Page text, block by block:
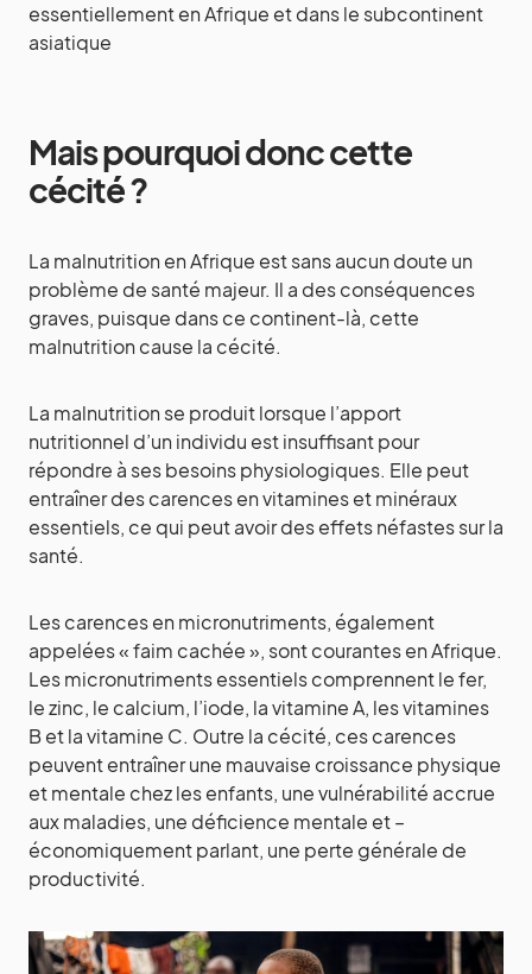
essentiellement en Afrique et dans le subcontinent
asiatique
Mais pourquoi donc cette
cécité ?
La malnutrition en Afrique est sans aucun doute un
problème de santé majeur. Il a des conséquences
graves, puisque dans ce continent-là, cette
malnutrition cause la cécité.
La malnutrition se produit lorsque l’apport
nutritionnel d’un individu est insuffisant pour
répondre à ses besoins physiologiques. Elle peut
entraîner des carences en vitamines et minéraux
essentiels, ce qui peut avoir des effets néfastes sur la
santé.
Les carences en micronutriments, également
appelées « faim cachée », sont courantes en Afrique.
Les micronutriments essentiels comprennent le fer,
le zinc, le calcium, l’iode, la vitamine A, les vitamines
B et la vitamine C. Outre la cécité, ces carences
peuvent entraîner une mauvaise croissance physique
et mentale chez les enfants, une vulnérabilité accrue
aux maladies, une déficience mentale et –
économiquement parlant, une perte générale de
productivité.